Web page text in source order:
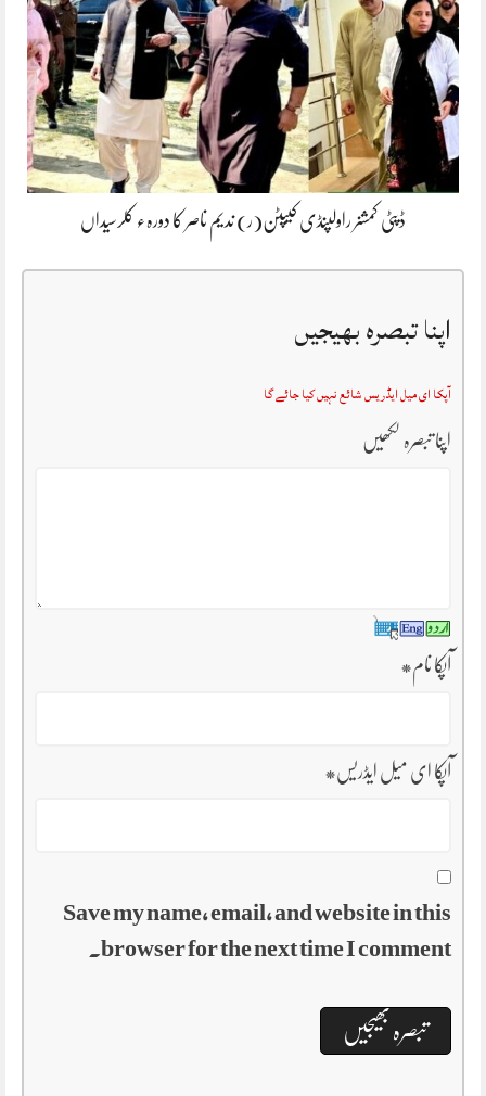
ڈپٹی کمشنر راولپنڈی کیپٹن(ر) ندیم ناصر کا دورہء کلرسیداں
اپنا تبصرہ بھیجیں
آپکا ای میل ایڈریس شائع نہیں کیا جائے گا
اپنا تبصرہ لکھیں
آپکا نام*
آپکا ای میل ایڈریس*
Save my name, email, and website in this
browser for the next time I comment.